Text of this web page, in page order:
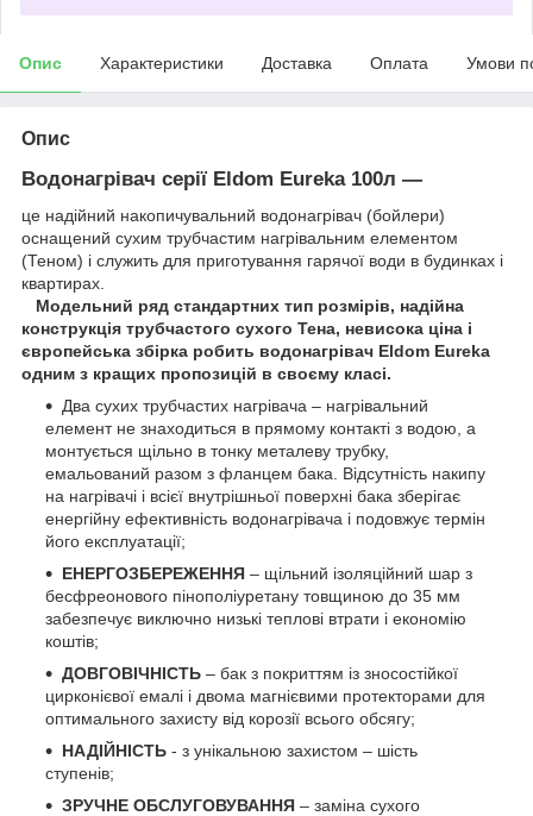
Опис Характеристики Доставка Оплата Умови
Опис
Водонагрівач серії Eldom Eureka 100л —
це надійний накопичувальний водонагрівач (бойлери)
оснащений сухим трубчастим нагрівальним елементом
(Теном) і служить для приготування гарячої води в будинках і
квартирах.
Модельний ряд стандартних тип розмірів, надійна
конструкція трубчастого сухого Тена, невисока ціна і
європейська збірка робить водонагрівач Eldom Eureka
одним з кращих пропозицій в своєму класі.
Два сухих трубчастих нагрівача – нагрівальний
елемент не знаходиться в прямому контакті з водою, а
монтується щільно в тонку металеву трубку,
емальований разом з фланцем бака. Відсутність накипу
на нагрівачі і всієї внутрішньої поверхні бака зберігає
енергійну ефективність водонагрівача і подовжує термін
його експлуатації;
ЕНЕРГОЗБЕРЕЖЕННЯ – щільний ізоляційний шар з
бесфреонового пінополіуретану товщиною до 35 мм
забезпечує виключно низькі теплові втрати і економію
коштів;
ДОВГОВІЧНІСТЬ – бак з покриттям із зносостійкої
цирконієвої емалі і двома магнієвими протекторами для
оптимального захисту від корозії всього обсягу;
НАДІЙНІСТЬ - з унікальною захистом – шість
ступенів;
ЗРУЧНЕ ОБСЛУГОВУВАННЯ – заміна сухого